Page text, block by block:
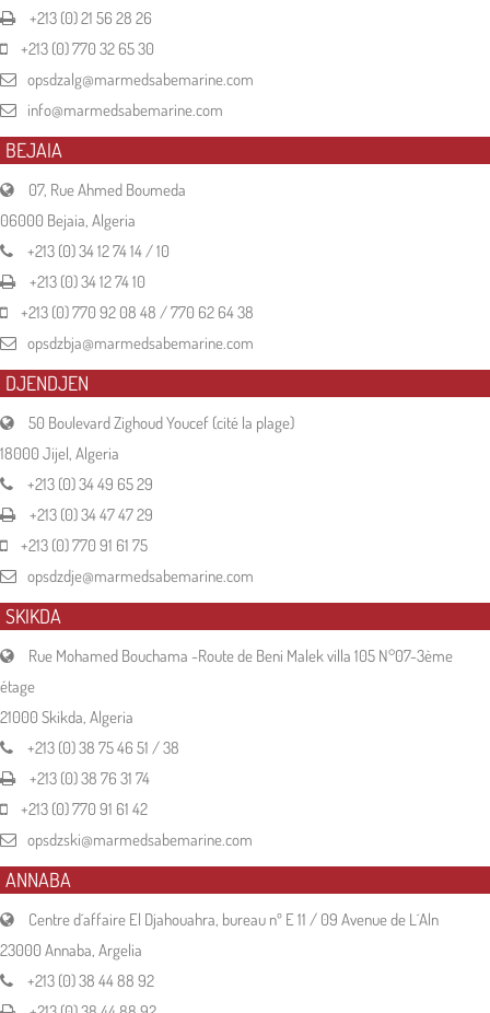
+213 (0) 21 56 28 26
+213 (0) 770 32 65 30
opsdzalg@marmedsabemarine.com
info@marmedsabemarine.com
BEJAIA
07, Rue Ahmed Boumeda
06000 Bejaia, Algeria
+213 (0) 34 12 74 14 / 10
+213 (0) 34 12 74 10
+213 (0) 770 92 08 48 / 770 62 64 38
opsdzbja@marmedsabemarine.com
DJENDJEN
50 Boulevard Zighoud Youcef (cité la plage)
18000 Jijel, Algeria
+213 (0) 34 49 65 29
+213 (0) 34 47 47 29
+213 (0) 770 91 61 75
opsdzdje@marmedsabemarine.com
SKIKDA
Rue Mohamed Bouchama -Route de Beni Malek villa 105 N°07-3ème
étage
21000 Skikda, Algeria
+213 (0) 38 75 46 51 / 38
+213 (0) 38 76 31 74
+213 (0) 770 91 61 42
opsdzski@marmedsabemarine.com
ANNABA
Centre d´affaire El Djahouahra, bureau nº E 11 / 09 Avenue de L´Aln
23000 Annaba, Argelia
+213 (0) 38 44 88 92